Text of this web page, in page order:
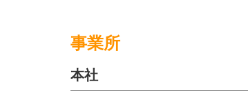
事業所
本社